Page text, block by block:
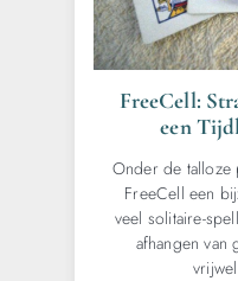
FreeCell:
een
Onder de talloze
FreeCell een
veel solitaire-
afhangen van